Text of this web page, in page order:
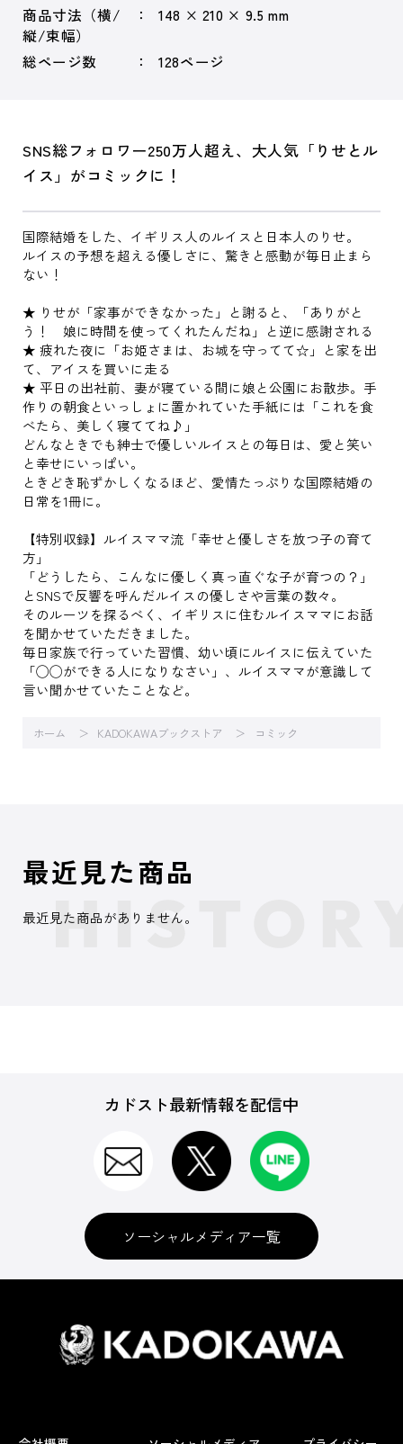
商品寸法（横/
縦/束幅）
148 × 210 × 9.5 mm
総ページ数 128ページ
SNS総フォロワー250万人超え、大人気「りせとル
イス」がコミックに！
国際結婚をした、イギリス人のルイスと日本人のりせ。
ルイスの予想を超える優しさに、驚きと感動が毎日止まら
ない！
★ りせが「家事ができなかった」と謝ると、「ありがと
う！ 娘に時間を使ってくれたんだね」と逆に感謝される
★ 疲れた夜に「お姫さまは、お城を守ってて☆」と家を出
て、アイスを買いに走る
★ 平日の出社前、妻が寝ている間に娘と公園にお散歩。手
作りの朝食といっしょに置かれていた手紙には「これを食
べたら、美しく寝ててね♪」
どんなときでも紳士で優しいルイスとの毎日は、愛と笑い
と幸せにいっぱい。
ときどき恥ずかしくなるほど、愛情たっぷりな国際結婚の
日常を1冊に。
【特別収録】ルイスママ流「幸せと優しさを放つ子の育て
方」
「どうしたら、こんなに優しく真っ直ぐな子が育つの？」
とSNSで反響を呼んだルイスの優しさや言葉の数々。
そのルーツを探るべく、イギリスに住むルイスママにお話
を聞かせていただきました。
毎日家族で行っていた習慣、幼い頃にルイスに伝えていた
「◯◯ができる人になりなさい」、ルイスママが意識して
言い聞かせていたことなど。
ホーム KADOKAWAブックストア コミック
最近見た商品
最近見た商品がありません。
カドスト最新情報を配信中
ソーシャルメディア一覧